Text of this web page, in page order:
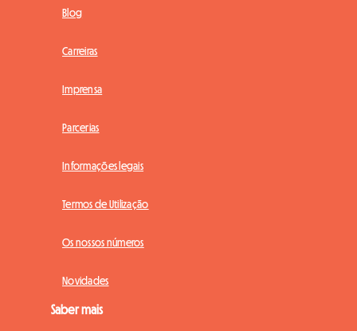
Blog
Carreiras
Imprensa
Parcerias
Informações legais
Termos de Utilização
Os nossos números
Novidades
Saber mais